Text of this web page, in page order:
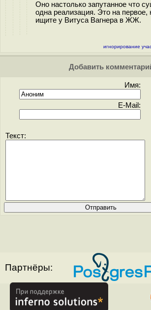
Оно настолько запутанное что
одна реализация. Это на первое,
ищите у Витуса Вагнера в ЖЖ.
игнорирование
Добавить
Имя:
E-Mail:
Текст:
Партнёры: